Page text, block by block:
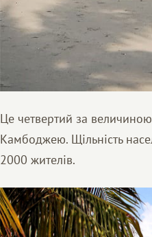
Це четвертий за величиною
Камбоджею. Щільність
2000 жителів.